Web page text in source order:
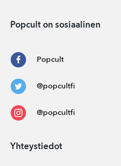
Popcult on sosiaalinen
Popcult
@popcultfi
@popcultfi
Yhteystiedot